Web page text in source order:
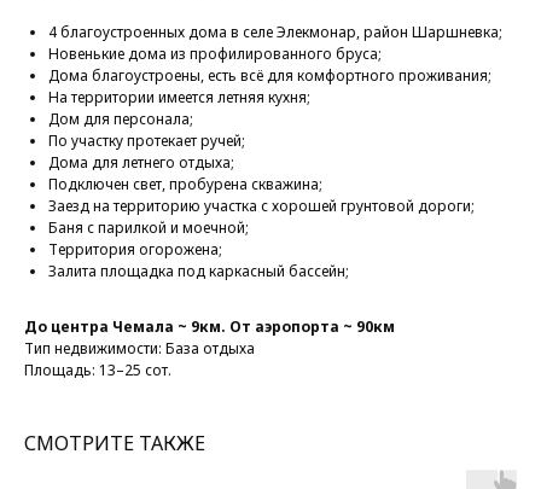
4 благоустроенных дома в селе Элекмонар, район Шаршневка;
Новенькие дома из профилированного бруса;
Дома благоустроены, есть всё для комфортного проживания;
На территории имеется летняя кухня;
Дом для персонала;
По участку протекает ручей;
Дома для летнего отдыха;
Подключен свет, пробурена скважина;
Заезд на территорию участка с хорошей грунтовой дороги;
Баня с парилкой и моечной;
Территория огорожена;
Залита площадка под каркасный бассейн;
До центра Чемала ~ 9км. От аэропорта ~ 90км
Тип недвижимости: База отдыха
Площадь: 13–25 сот.
СМОТРИТЕ ТАКЖЕ